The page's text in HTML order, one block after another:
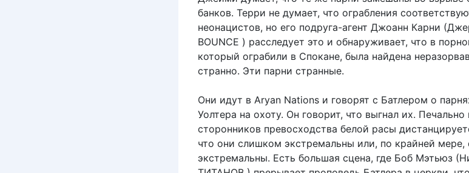
банков. Терри не думает, что ограбления
неонацистов, но его подруга-агент Джоанн Карни
BOUNCE ) расследует это и обнаруживает, что в
который ограбили в Спокане, была найдена
странно. Эти парни странные.
Они идут в Aryan Nations и говорят с Батлером о
Уолтера на охоту. Он говорит, что выгнал их.
сторонников превосходства белой расы
что они слишком экстремальны или, по крайней
экстремальны. Есть большая сцена, где Боб Мэтьюз